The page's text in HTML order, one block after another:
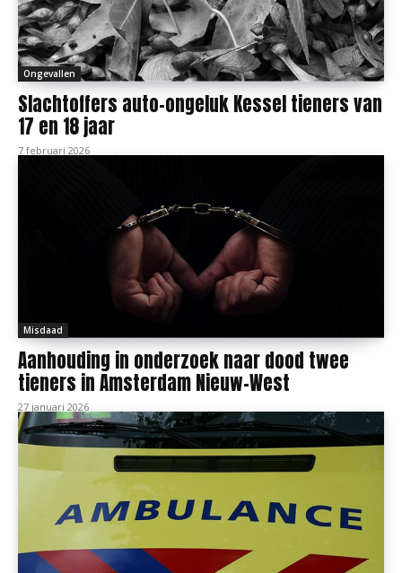
Ongevallen
Slachtoffers auto-ongeluk Kessel tieners van
17 en 18 jaar
7 februari 2026
Misdaad
Aanhouding in onderzoek naar dood twee
tieners in Amsterdam Nieuw-West
27 januari 2026